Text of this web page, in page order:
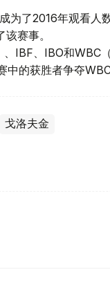
为了2016年观看人
赛事。
IBF、IBO和WBC
的获胜者争夺
戈洛夫金